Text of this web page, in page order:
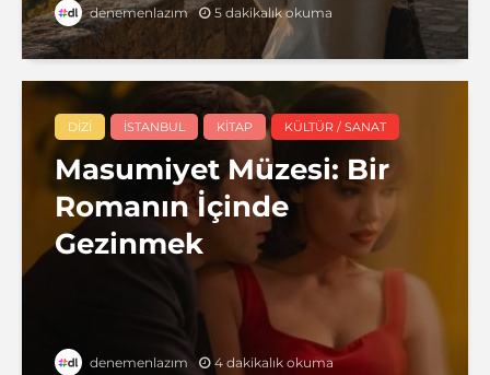
denemenlazım 5 dakikalık okuma
DIZI İSTANBUL KITAP KÜLTÜR / SANAT
Masumiyet Müzesi: Bir
Romanın İçinde
Gezinmek
denemenlazım 4 dakikalık okuma